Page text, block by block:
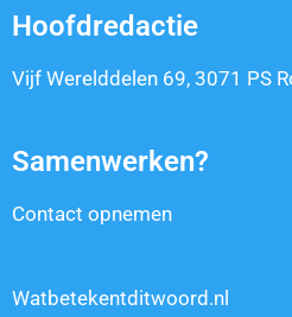
Hoofdredactie
Vijf Werelddelen 69, 3071 PS
Samenwerken?
Contact opnemen
Watbetekentditwoord.nl